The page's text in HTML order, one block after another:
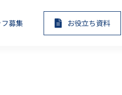
募集 お役立ち資料